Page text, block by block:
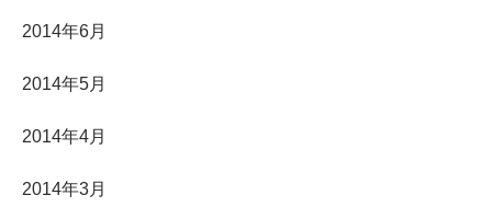
2014年6月
2014年5月
2014年4月
2014年3月